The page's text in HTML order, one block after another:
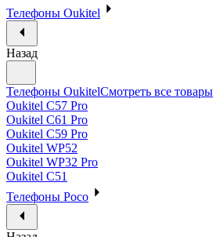
Телефоны Oukitel
Назад
Телефоны OukitelСмотреть все товары
Oukitel C57 Pro
Oukitel C61 Pro
Oukitel C59 Pro
Oukitel WP52
Oukitel WP32 Pro
Oukitel C51
Телефоны Poco